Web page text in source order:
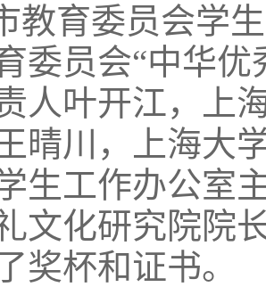
教育委员会学
委员会“中华
人叶开江，上
晴川，上海大
生工作办公室
文化研究院院
奖杯和证书。